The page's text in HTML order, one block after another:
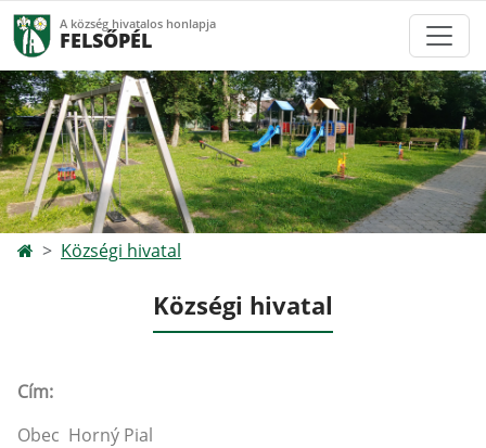
A község hivatalos honlapja
FELSŐPÉL
Községi hivatal
Községi hivatal
Cím:
Obec Horný Pial